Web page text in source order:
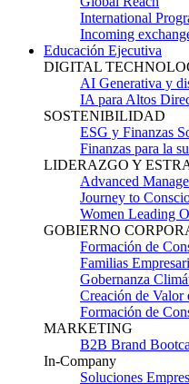
International
Incoming
Educación Ejecutiva
DIGITAL
AI Generativa y
IA para Altos
SOSTENIBILIDAD
ESG y Finanzas
Finanzas para la
LIDERAZGO Y
Advanced
Journey to
Women Leading
GOBIERNO
Formación de
Familias
Gobernanza
Creación de Valor
Formación de
MARKETING
B2B Brand
In-Company
Soluciones